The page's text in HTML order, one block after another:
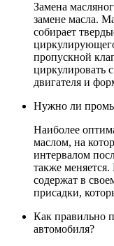
Замена
замене масла.
собирает
пропускной
циркулировать
двигателя и
Нужно ли
Наиболее
маслом, на
интервалом
также
содержат в
присадки,
Как правильно
автомобиля?